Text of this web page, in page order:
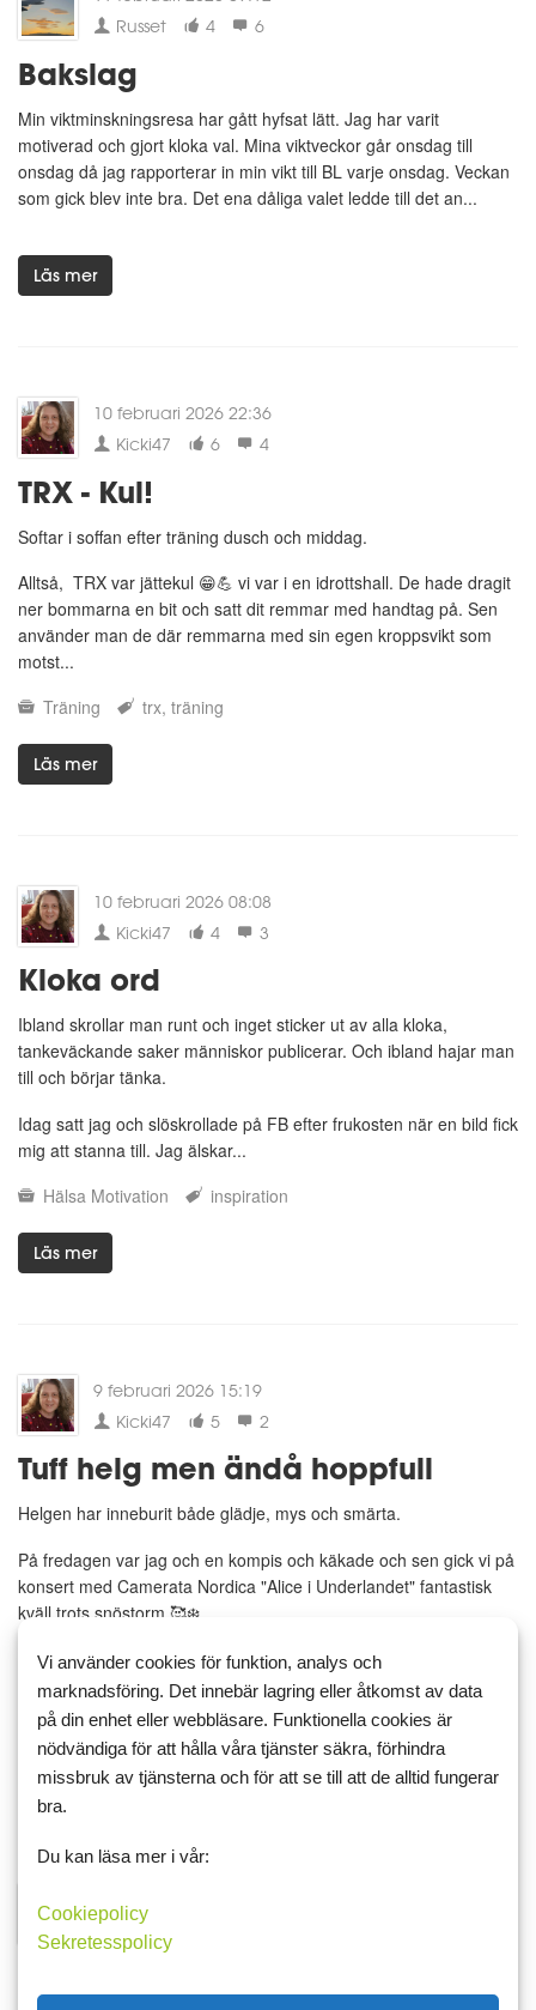
Russet
4 6
Bakslag
Min viktminskningsresa har gått hyfsat lätt. Jag har varit
motiverad och gjort kloka val. Mina viktveckor går onsdag till
onsdag då jag rapporterar in min vikt till BL varje onsdag. Veckan
som gick blev inte bra. Det ena dåliga valet ledde till det an...
Läs mer
10 februari 2026 22:36
Kicki47
6 4
TRX - Kul!
Softar i soffan efter träning dusch och middag.
Alltså, TRX var jättekul 😁💪 vi var i en idrottshall. De hade dragit
ner bommarna en bit och satt dit remmar med handtag på. Sen
använder man de där remmarna med sin egen kroppsvikt som
motst...
Träning
trx träning
Läs mer
10 februari 2026 08:08
Kicki47
4 3
Kloka ord
Ibland skrollar man runt och inget sticker ut av alla kloka,
tankeväckande saker människor publicerar. Och ibland hajar man
till och börjar tänka.
Idag satt jag och slöskrollade på FB efter frukosten när en bild fick
mig att stanna till. Jag älskar...
Hälsa Motivation inspiration
Läs mer
9 februari 2026 15:19
Kicki47
5 2
Tuff helg men ändå hoppfull
Helgen har inneburit både glädje, mys och smärta.
På fredagen var jag och en kompis och käkade och sen gick vi på
konsert med Camerata Nordica "Alice i Underlandet" fantastisk
kväll trots snöstorm 🥰❄️
Lördag och söndag spenderade jag i soffan, fö...
stress Hälsa hälsa hopp leder
Läs mer
Johan
Vi använder cookies för funktion, analys och
marknadsföring. Det innebär lagring eller åtkomst av data
på din enhet eller webbläsare. Funktionella cookies är
nödvändiga för att hålla våra tjänster säkra, förhindra
missbruk av tjänsterna och för att se till att de alltid fungerar
bra.
Du kan läsa mer i vår:
Cookiepolicy
Sekretesspolicy